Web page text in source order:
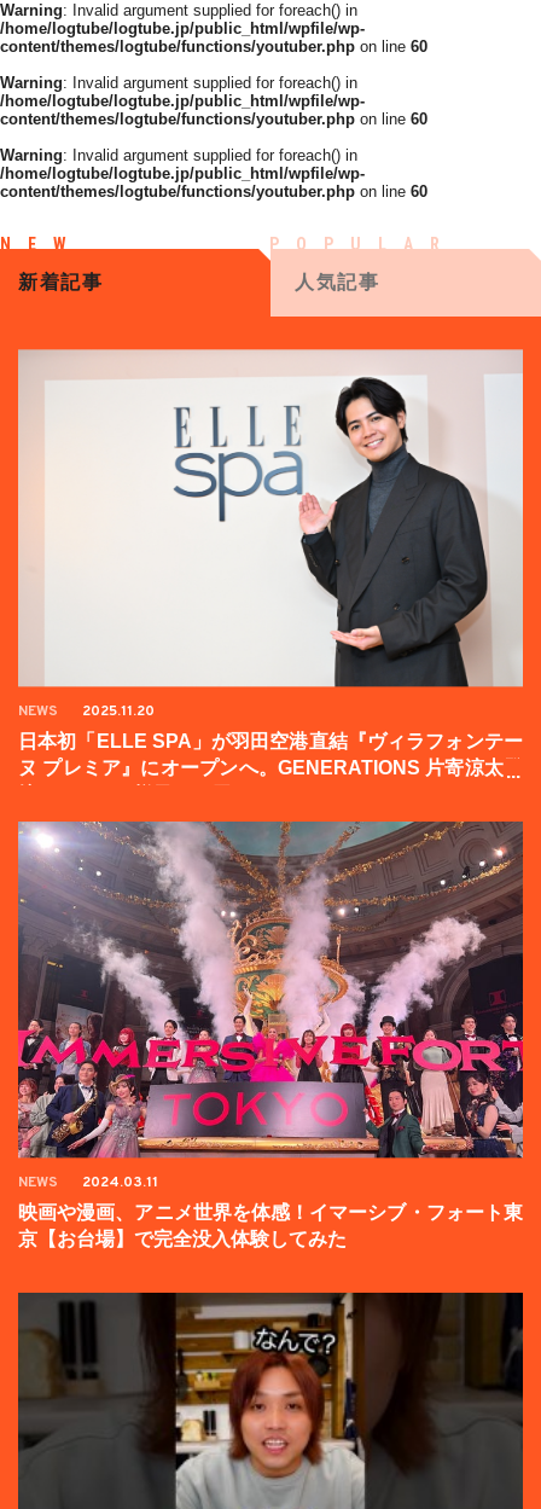
Warning: Invalid argument supplied for foreach() in
/home/logtube/logtube.jp/public_html/wpfile/wp-
content/themes/logtube/functions/youtuber.php on line 60
Warning: Invalid argument supplied for foreach() in
/home/logtube/logtube.jp/public_html/wpfile/wp-
content/themes/logtube/functions/youtuber.php on line 60
Warning: Invalid argument supplied for foreach() in
/home/logtube/logtube.jp/public_html/wpfile/wp-
content/themes/logtube/functions/youtuber.php on line 60
新着記事 人気記事
NEWS 2025.11.20
日本初「ELLE SPA」が羽田空港直結『ヴィラフォンテー
ヌ プレミア』にオープンへ。GENERATIONS 片寄涼太登
NEWS 2024.03.11
映画や漫画、アニメ世界を体感！イマーシブ・フォート東
京【お台場】で完全没入体験してみた